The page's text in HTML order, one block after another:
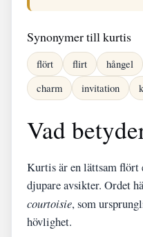
Synonymer till kurtis
flört flirt hångel
charm
invitation
Vad
Kurtis är en lättsam
djupare avsikter. Ordet
courtoisie, som
hövlighet.